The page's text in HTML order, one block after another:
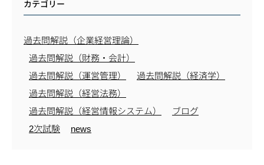
カテゴリー
過去問解説（企業経営理論）
過去問解説（財務・会計）
過去問解説（運営管理）
過去問解説（経済学）
過去問解説（経営法務）
過去問解説（経営情報システム）
ブログ
2次試験
news